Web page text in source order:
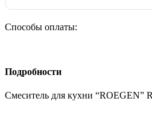
Способы оплаты:
Подробности
Смеситель для кухни “ROEGEN”